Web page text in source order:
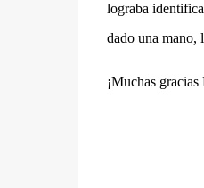
lograba
dado una mano,
¡Muchas gracias